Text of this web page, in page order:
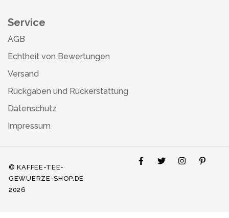
Service
AGB
Echtheit von Bewertungen
Versand
Rückgaben und Rückerstattung
Datenschutz
Impressum
© KAFFEE-TEE-
GEWUERZE-SHOP.DE
2026